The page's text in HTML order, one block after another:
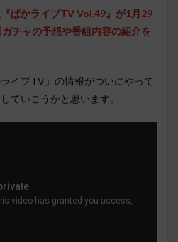
『ぱかライブTV Vol.49』が1月29
チャの予想や番組内容の紹介を
イブTV」の情報がついにやって
ていこうかと思います。